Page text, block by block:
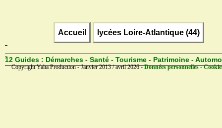
Accueil lycées Loire-Atlantique (44)
12 Guides : Démarches - Santé - Tourisme - Patrimoine -
Copyright Yalta Production - Janvier 2013 / avril 2026 -Données personnelles -